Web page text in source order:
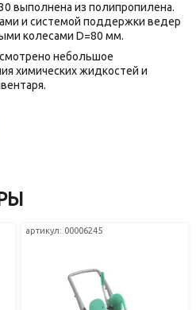
выполнена из полипропилена.
и системой поддержки ведер
колесами D=80 мм.
небольшое
химических жидкостей и
артикул: 00006245